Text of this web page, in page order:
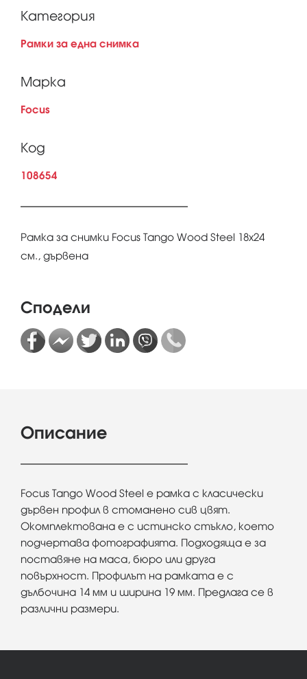
Категория
Рамки за една снимка
Марка
Focus
Код
108654
Рамка за снимки Focus Tango Wood Steel 18x24
см., дървена
Сподели
Описание
Focus Tango Wood Steel е рамка с класически
дървен профил в стоманено сив цвят.
Окомплектована е с истинско стъкло, което
подчертава фотографията. Подходяща е за
поставяне на маса, бюро или друга
повърхност. Профилът на рамката е с
дълбочина 14 мм и ширина 19 мм. Предлага се в
различни размери.